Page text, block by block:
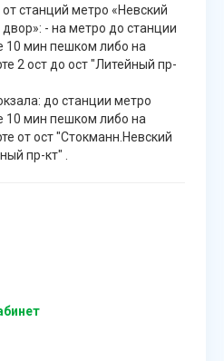
станций метро «Невский
- на метро до станции
10 мин пешком либо на
2 ост до ост "Литейный пр-
до станции метро
10 мин пешком либо на
от ост "Стокманн.Невский
пр-кт" .